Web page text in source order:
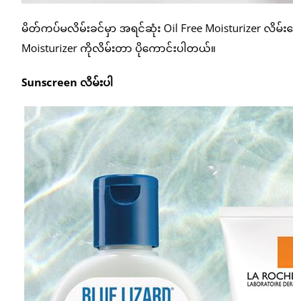
မိတ်ကပ်မလိမ်းခင်မှာ အရင်ဆုံး Oil Free Moisturizer လိမ်
Moisturizer ကိုလိမ်းတာ ပိုကောင်းပါတယ်။
Sunscreen လိမ်းပါ